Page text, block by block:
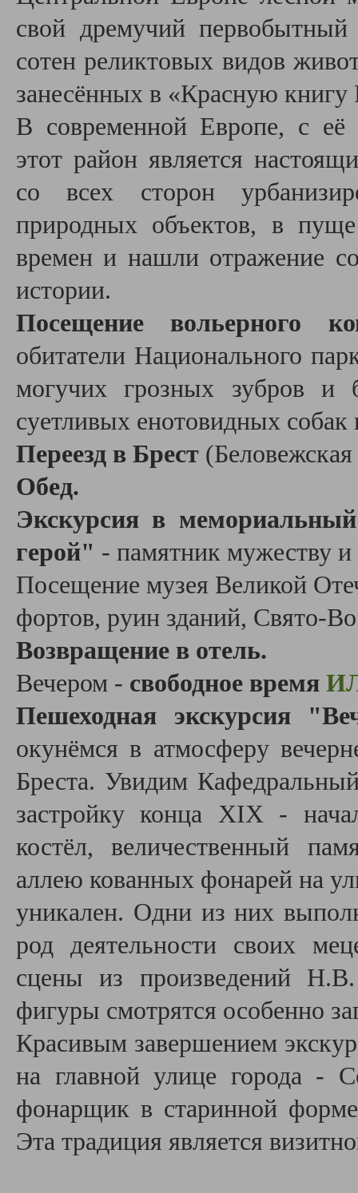
свой дремучий
сотен реликтовых видов
занесённых в «Красную книгу
В современной Европе, с её
этот район является
со всех сторон
природных объектов, в
времен и нашли отражение
истории.
Посещение вольерного
обитатели Национального
могучих грозных зубров и
суетливых енотовидных
Переезд в Брест
Обед.
Экскурсия в
герой" - памятник мужеству
Посещение музея Великой
фортов, руин зданий, Свято-
Возвращение в отель.
Вечером - свободное время
Пешеходная экскурсия
окунёмся в атмосферу
Бреста. Увидим
застройку конца XIX -
костёл, величественный
аллею кованных фонарей на
уникален. Одни из них
род деятельности своих
сцены из произведений
фигуры смотрятся особенно
Красивым завершением
на главной улице города -
фонарщик в старинной
Эта традиция является